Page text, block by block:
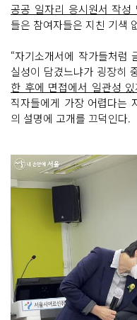
공공 일자리 응시원서 작성
들은 참여자들은 지친 기색
“자기소개서에 작가들처럼
실성이 담겼느냐가 굉장히
한 후에 면접에서 일관성
직자들에게 가장 어렵다는
의 설명에 고개를 끄덕인다.